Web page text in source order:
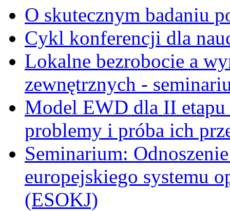
O skutecznym badaniu
Cykl konferencji dla
Lokalne bezrobocie a
zewnętrznych -
Model EWD dla II etapu
problemy i próba ich
Seminarium:
europejskiego systemu
(ESOKJ)